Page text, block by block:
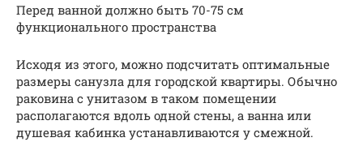
Перед ванной должно быть 70-75 см
функционального пространства
Исходя из этого, можно подсчитать оптимальные
размеры санузла для городской квартиры. Обычно
раковина с унитазом в таком помещении
располагаются вдоль одной стены, а ванна или
душевая кабинка устанавливаются у смежной.